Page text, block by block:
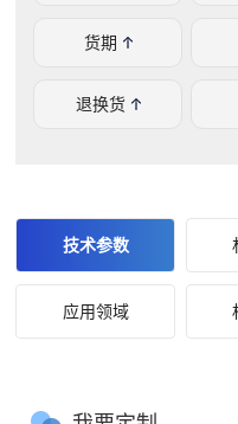
货期
退换货
技术参数
应用领域